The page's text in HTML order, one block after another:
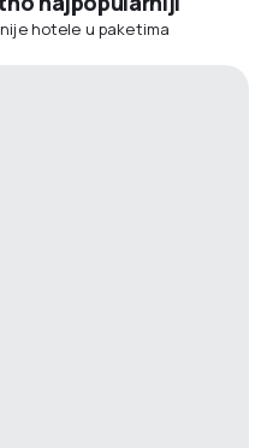
hotele u paketima